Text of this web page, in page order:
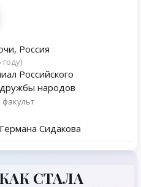
Россия
Российского
народов
факульт
Сидакова
СТАЛА